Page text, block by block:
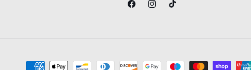
FacebookInstagramTikTok
Betalingsmetoder